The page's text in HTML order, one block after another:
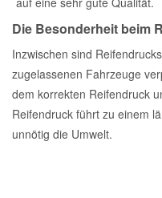
Die Besonderheit beim
Inzwischen sind
zugelassenen Fahrzeuge
dem korrekten Reifendruck
Reifendruck führt zu einem
unnötig die Umwelt.